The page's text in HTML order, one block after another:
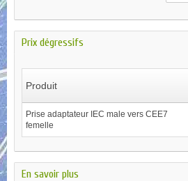
Prix dégressifs
Produit
Prise adaptateur IEC male vers CEE7
femelle
En savoir plus